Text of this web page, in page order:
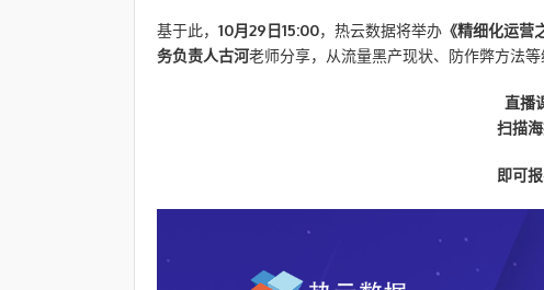
基于此， 10月29日15:00，热云数据将举办 《精细化运
务负责人古河老师分享，从流量黑产现状、防作弊方法
直播
扫描
即可报